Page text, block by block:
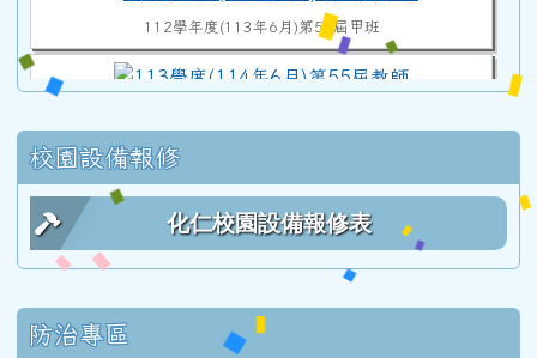
112學年度(113年6月)第54屆甲班
113學度(114年6月)第55屆教師
111學年度(112年6月)第53屆甲班
校園設備報修
化仁校園設備報修表
防治專區